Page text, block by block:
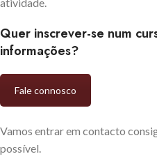
atividade.
Quer inscrever-se num
informações?
Fale connosco
Vamos entrar em contacto
possível.